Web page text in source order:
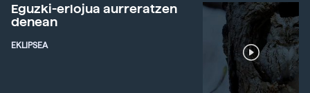
Eguzki-erlojua aurreratzen
denean
EKLIPSEA